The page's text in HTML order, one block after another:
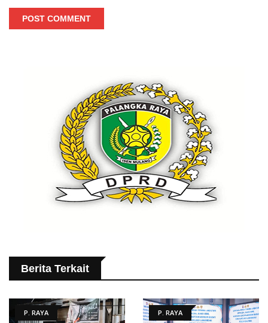
POST COMMENT
Berita Terkait
P. RAYA P. RAYA